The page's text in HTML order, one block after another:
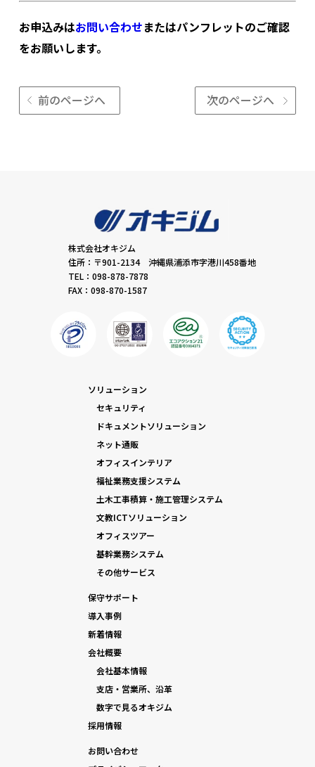
お申込みはお問い合わせまたはパンフレットのご確認
をお願いします。
前のページへ 次のページへ
株式会社オキジム
住所：〒901-2134 沖縄県浦添市字港川458番地
TEL：098-878-7878
FAX：098-870-1587
ソリューション
セキュリティ
ドキュメントソリューション
ネット通販
オフィスインテリア
福祉業務支援システム
土木工事積算・施工管理システム
文教ICTソリューション
オフィスツアー
基幹業務システム
その他サービス
保守サポート
導入事例
新着情報
会社概要
会社基本情報
支店・営業所、沿革
数字で見るオキジム
採用情報
お問い合わせ